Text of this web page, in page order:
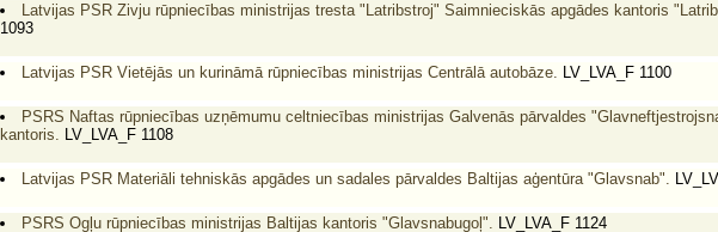
Latvijas PSR Zivju rūpniecības ministrijas tresta "Latribstroj" Saimnieciskās apgādes kantoris
1093
Latvijas PSR Vietējās un kurināmā rūpniecības ministrijas Centrālā autobāze. LV_LVA_F 1100
PSRS Naftas rūpniecības uzņēmumu celtniecības ministrijas Galvenās pārvaldes
kantoris. LV_LVA_F 1108
Latvijas PSR Materiāli tehniskās apgādes un sadales pārvaldes Baltijas aģentūra "Glavsnab".
PSRS Ogļu rūpniecības ministrijas Baltijas kantoris "Glavsnabugoļ". LV_LVA_F 1124